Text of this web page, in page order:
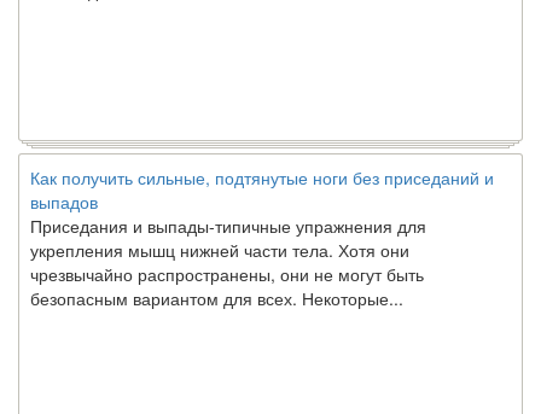
Как получить сильные, подтянутые ноги без приседаний и
выпадов
Приседания и выпады-типичные упражнения для
укрепления мышц нижней части тела. Хотя они
чрезвычайно распространены, они не могут быть
безопасным вариантом для всех. Некоторые...